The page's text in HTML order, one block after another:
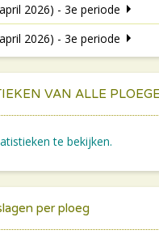
2026) - 3e periode
2026) - 3e periode
VAN ALLE
te bekijken.
per ploeg